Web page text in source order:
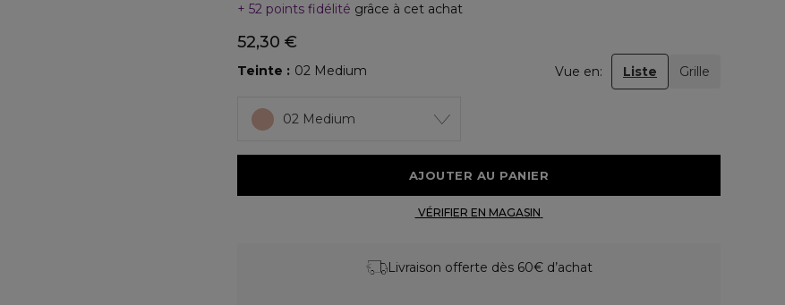
52 points fidélité grâce à cet achat
52,30 €
Teinte 02 Medium Vue en: Liste Grille
02 Medium
Livraison offerte dès 60€ d’achat